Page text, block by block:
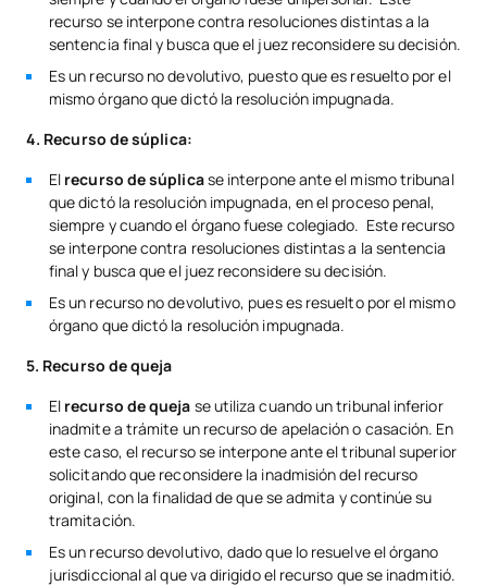
recurso se interpone contra resoluciones distintas a la
sentencia final y busca que el juez reconsidere su decisión.
Es un recurso no devolutivo, puesto que es resuelto por el
mismo órgano que dictó la resolución impugnada.
4. Recurso de súplica:
El recurso de súplicase interpone ante el mismo tribunal
que dictó la resolución impugnada, en el proceso penal,
siempre y cuando el órgano fuese colegiado. Este recurso
se interpone contra resoluciones distintas a la sentencia
final y busca que el juez reconsidere su decisión.
Es un recurso no devolutivo, pues es resuelto por el mismo
órgano que dictó la resolución impugnada.
5. Recurso de queja
El recurso de queja se utiliza cuando un tribunal inferior
inadmite a trámite un recurso de apelación o casación. En
este caso, el recurso se interpone ante el tribunal superior
solicitando que reconsidere la inadmisión del recurso
original, con la finalidad de que se admita y continúe su
tramitación.
Es un recurso devolutivo, dado que lo resuelve el órgano
jurisdiccional al que va dirigido el recurso que se inadmitió.